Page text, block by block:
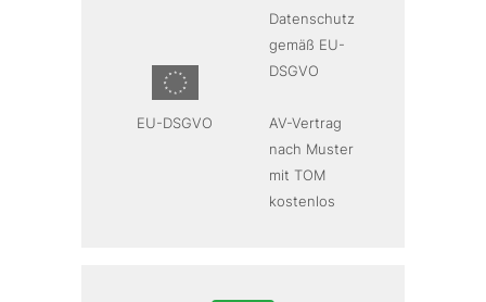
EU-DSGVO
Datenschutz
gemäß EU-
DSGVO
AV-Vertrag
nach Muster
mit TOM
kostenlos